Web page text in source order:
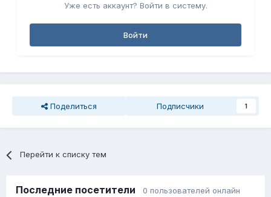
Уже есть аккаунт? Войти в систему.
Войти
Поделиться Подписчики 1
Перейти к списку тем
Последние посетители 0 пользователей онлайн